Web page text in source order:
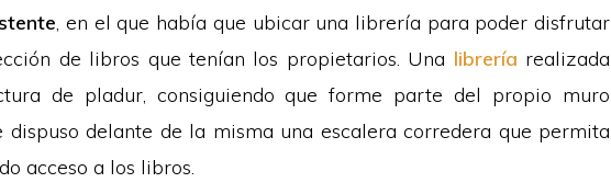
, en el que había que ubicar una librería para poder disfrutar
de libros que tenían los propietarios. Una librería realizada
de pladur, consiguiendo que forme parte del propio muro
dispuso delante de la misma una escalera corredera que permita
acceso a los libros.